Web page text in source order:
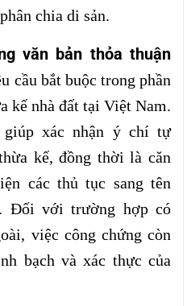
chia di sản.
văn bản thỏa thuận
cầu bắt buộc trong phần
kế nhà đất tại Việt Nam.
giúp xác nhận ý chí tự
kế, đồng thời là căn
các thủ tục sang tên
Đối với trường hợp có
việc công chứng còn
bạch và xác thực của